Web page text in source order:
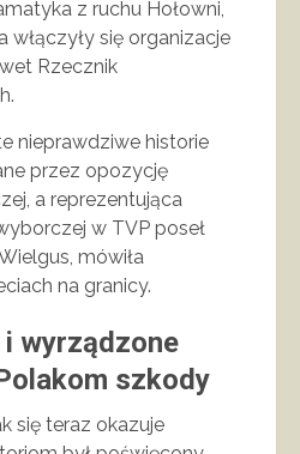
z ruchu Hołowni,
włączyły się organizacje
Rzecznik
nieprawdziwe historie
przez opozycję
a reprezentująca
w TVP poseł
mówiła
na granicy.
wyrządzone
szkody
się teraz okazuje